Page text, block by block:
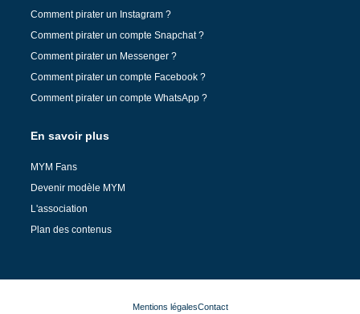
Comment pirater un Instagram ?
Comment pirater un compte Snapchat ?
Comment pirater un Messenger ?
Comment pirater un compte Facebook ?
Comment pirater un compte WhatsApp ?
En savoir plus
MYM Fans
Devenir modèle MYM
L'association
Plan des contenus
Mentions légalesContact